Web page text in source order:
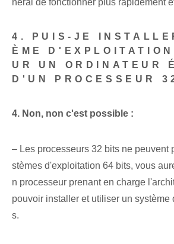
néral de fonctionner plus rapidement
4. PUIS-JE
ÈME
UR UN ORDINATEUR
D'UN PROCESSEUR
4.⁢ Non, non⁣ c'est possible :
– Les processeurs 32 bits ne peuvent
stèmes d'exploitation 64 bits, vous
n processeur prenant en charge
pouvoir installer et utiliser un système
s.